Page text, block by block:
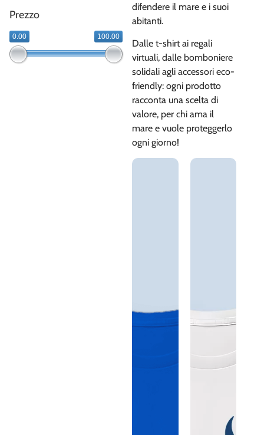
Prezzo
0.00 100.00
difendere il mare e i suoi
abitanti.
Dalle t-shirt ai regali
virtuali, dalle bomboniere
solidali agli accessori eco-
friendly: ogni prodotto
racconta una scelta di
valore, per chi ama il
mare e vuole proteggerlo
ogni giorno!